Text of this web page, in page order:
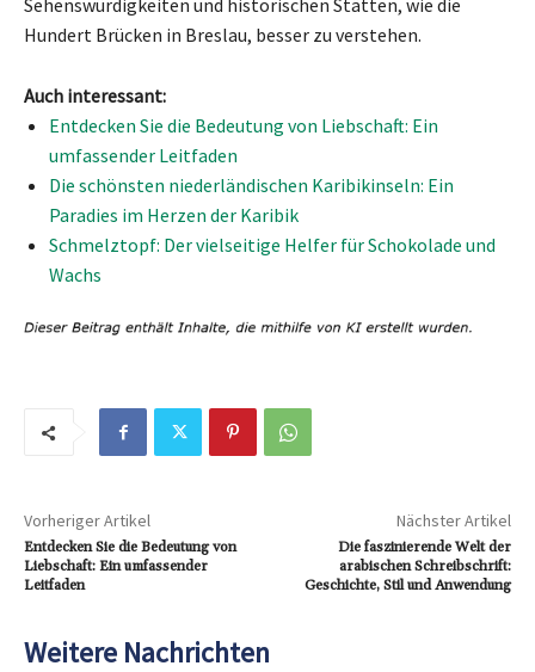
Hundert Brücken in Breslau, besser zu verstehen.
Auch interessant:
Entdecken Sie die Bedeutung von Liebschaft: Ein
umfassender Leitfaden
Die schönsten niederländischen Karibikinseln: Ein
Paradies im Herzen der Karibik
Schmelztopf: Der vielseitige Helfer für Schokolade und
Wachs
Vorheriger Artikel
Entdecken Sie die Bedeutung von
Liebschaft: Ein umfassender
Leitfaden
Nächster Artikel
Die faszinierende Welt der
arabischen Schreibschrift:
Geschichte, Stil und Anwendung
Weitere Nachrichten